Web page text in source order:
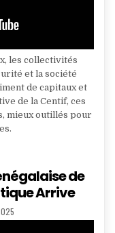
les collectivités
et la société
de capitaux et
de la Centif, ces
mieux outillés pour
de
Arrive